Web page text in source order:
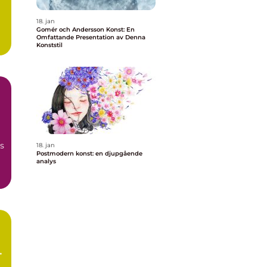
18. jan
Gomér och Andersson Konst: En
Omfattande Presentation av Denna
Konststil
18. jan
Postmodern konst: en djupgående
analys